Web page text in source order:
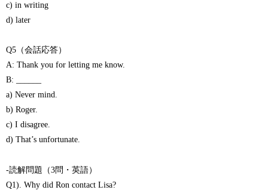
c) in writing
d) later
Q5（会話応答）
A: Thank you for letting me know.
B: ______
a) Never mind.
b) Roger.
c) I disagree.
d) That’s unfortunate.
-読解問題（3問・英語）
Q1). Why did Ron contact Lisa?